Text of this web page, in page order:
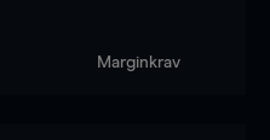
Marginkrav